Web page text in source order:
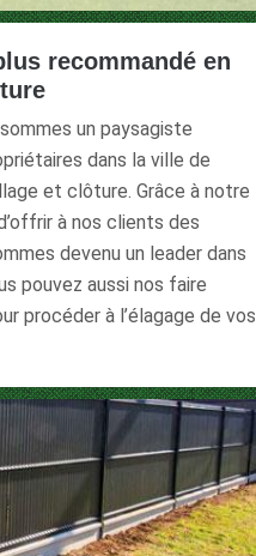
recommandé en
un paysagiste
dans la ville de
et clôture. Grâce à notre
à nos clients des
devenu un leader dans
pouvez aussi nos faire
procéder à l’élagage de vos